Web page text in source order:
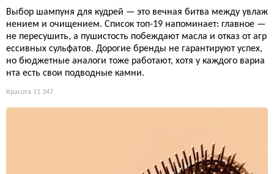
Выбор шампуня для кудрей — это вечная битва между увлаж
нением и очищением. Список топ-19 напоминает: главное —
не пересушить, а пушистость побеждают масла и отказ от агр
ессивных сульфатов. Дорогие бренды не гарантируют успех,
но бюджетные аналоги тоже работают, хотя у каждого вариа
нта есть свои подводные камни.
Красота 11 347